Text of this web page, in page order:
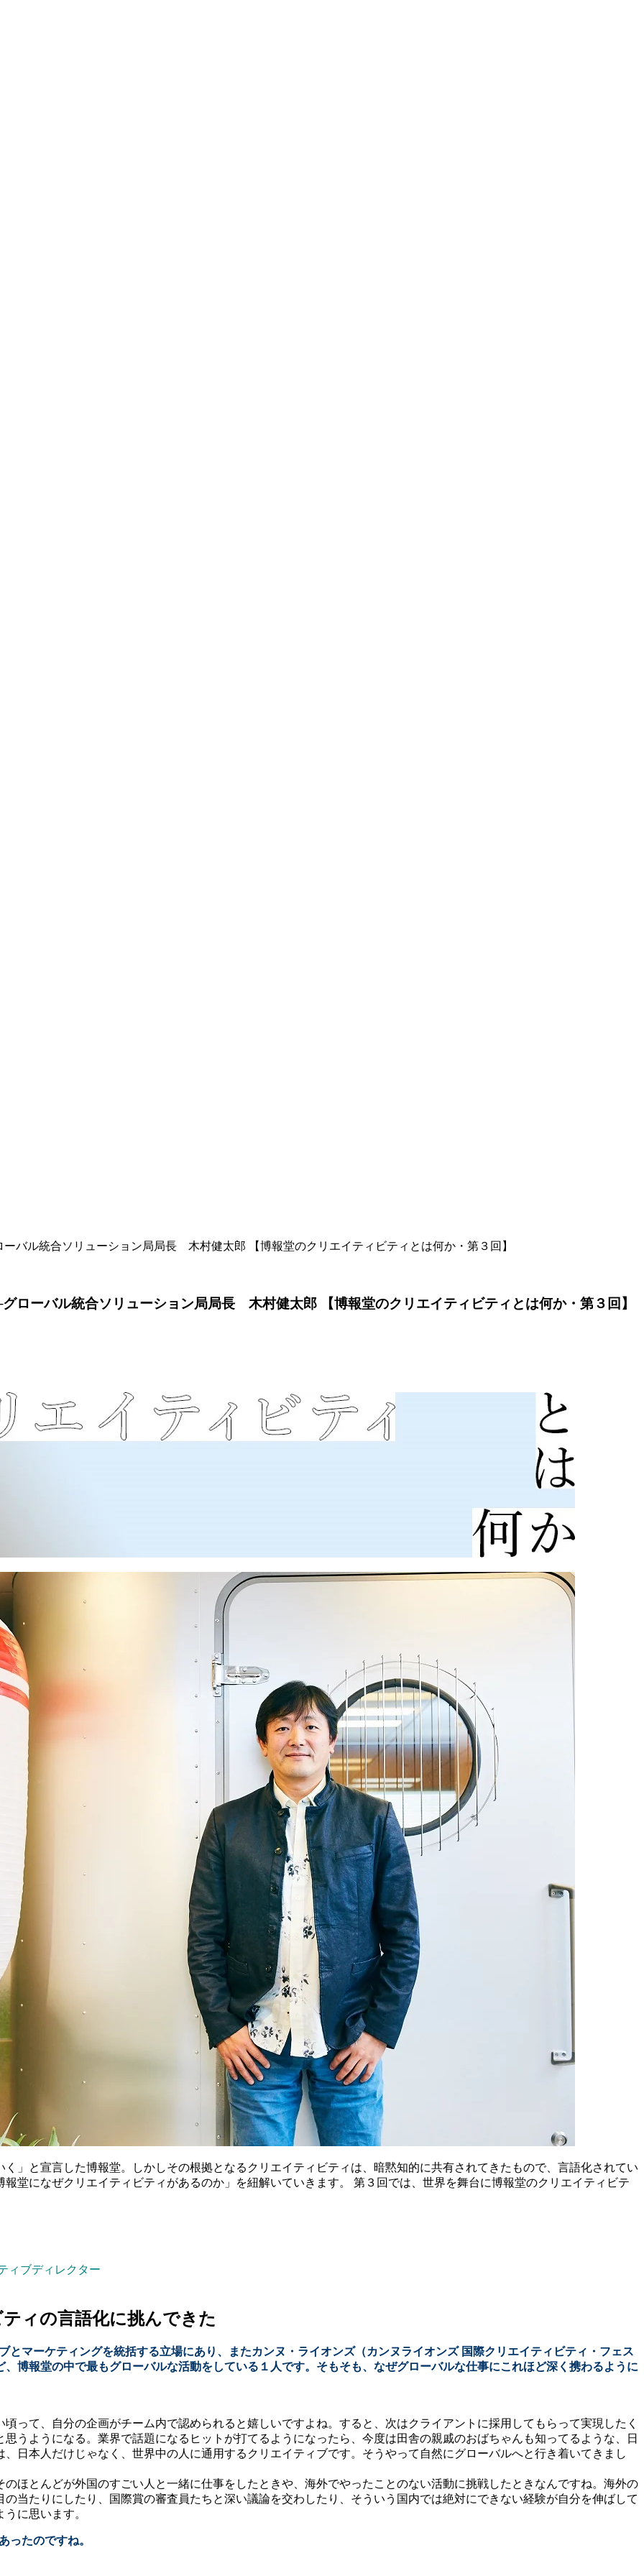
バル統合ソリューション局局長 木村健太郎 【博報堂のクリエイティビティとは何か・第３回】
ローバル統合ソリューション局局長 木村健太郎 【博報堂のクリエイティビティとは何か・第３回】
」と宣言した博報堂。しかしその根拠となるクリエイティビティは、暗黙知的に共有されてきたもので、言語化されてい
報堂になぜクリエイティビティがあるのか」を紐解いていきます。 第３回では、世界を舞台に博報堂のクリエイティビテ
ィブディレクター
ィの言語化に挑んできた
マーケティングを統括する立場にあり、またカンヌ・ライオンズ（カンヌライオンズ 国際クリエイティビティ・フェス
博報堂の中で最もグローバルな活動をしている１人です。そもそも、なぜグローバルな仕事にこれほど深く携わるように
って、自分の企画がチーム内で認められると嬉しいですよね。すると、次はクライアントに採用してもらって実現したく
うようになる。業界で話題になるヒットが打てるようになったら、今度は田舎の親戚のおばちゃんも知ってるような、日
日本人だけじゃなく、世界中の人に通用するクリエイティブです。そうやって自然にグローバルへと行き着いてきまし
ほとんどが外国のすごい人と一緒に仕事をしたときや、海外でやったことのない活動に挑戦したときなんですね。海外の
当たりにしたり、国際賞の審査員たちと深い議論を交わしたり、そういう国内では絶対にできない経験が自分を伸ばして
に思います。
ったのですね。